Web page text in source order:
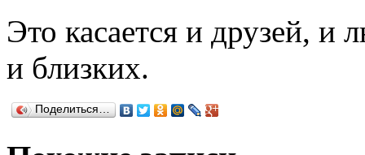
Это касается и друзей,
и близких.
Поделиться…